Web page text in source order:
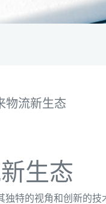
物流新生态
生态
特的视角和创新的